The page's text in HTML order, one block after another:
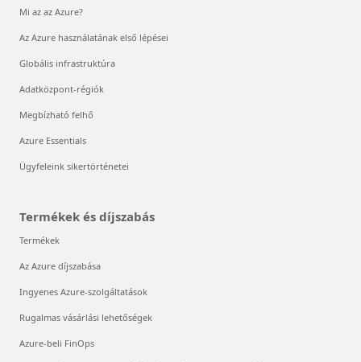
Mi az az Azure?
Az Azure használatának első lépései
Globális infrastruktúra
Adatközpont-régiók
Megbízható felhő
Azure Essentials
Ügyfeleink sikertörténetei
Termékek és díjszabás
Termékek
Az Azure díjszabása
Ingyenes Azure-szolgáltatások
Rugalmas vásárlási lehetőségek
Azure-beli FinOps